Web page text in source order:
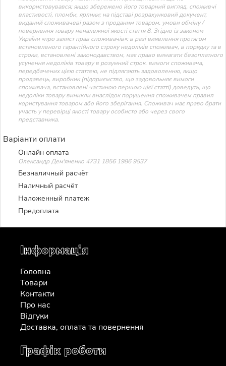
використовувався; якщо збережено його товарний вигляд, споживчі
властивості, пломби, ярлики; на підставі розрахунковий документ,
виданий споживачеві разом з проданим товаром. умови обміну /
повернення товару неналежної якості стаття 8. Згідно із законом
України «про захист прав споживачів»: в разі виявлення протягом
встановленого гарантійного строку недоліків споживач, в порядку та в
строки, встановлені законодавством, має право вимагати безоплатного
усунення недоліків товару в розумний строк. вимоги споживача,
передбачених цією статтею, не підлягають задоволенню, якщо
продавець, виробник (підприємство, що задовольняє вимоги
споживача, встановлені частиною першою цієї статті) доведуть, що
недоліки товару виникли внаслідок порушення споживачем правил
користування товаром або його зберігання. Споживач має право брати
участь у перевірці якості товару особисто або через свого
представника.
Варіанти оплати
Онлайн оплата
Олександр Дем'яненко 4731 1856 1986 9537
Безналичный расчёт
Наличный расчёт
Наложенный платеж
Предоплата
Інформація
Головна
Товари
Контакти
Про нас
Відгуки
Доставка, оплата та повернення
Графік роботи